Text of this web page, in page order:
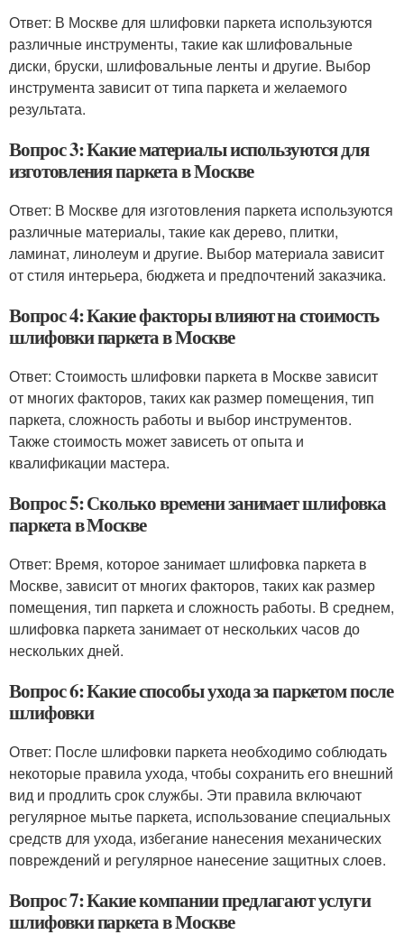
Ответ: В Москве для шлифовки паркета используются
различные инструменты, такие как шлифовальные
диски, бруски, шлифовальные ленты и другие. Выбор
инструмента зависит от типа паркета и желаемого
результата.
Вопрос 3: Какие материалы используются для
изготовления паркета в Москве
Ответ: В Москве для изготовления паркета используются
различные материалы, такие как дерево, плитки,
ламинат, линолеум и другие. Выбор материала зависит
от стиля интерьера, бюджета и предпочтений заказчика.
Вопрос 4: Какие факторы влияют на стоимость
шлифовки паркета в Москве
Ответ: Стоимость шлифовки паркета в Москве зависит
от многих факторов, таких как размер помещения, тип
паркета, сложность работы и выбор инструментов.
Также стоимость может зависеть от опыта и
квалификации мастера.
Вопрос 5: Сколько времени занимает шлифовка
паркета в Москве
Ответ: Время, которое занимает шлифовка паркета в
Москве, зависит от многих факторов, таких как размер
помещения, тип паркета и сложность работы. В среднем,
шлифовка паркета занимает от нескольких часов до
нескольких дней.
Вопрос 6: Какие способы ухода за паркетом после
шлифовки
Ответ: После шлифовки паркета необходимо соблюдать
некоторые правила ухода, чтобы сохранить его внешний
вид и продлить срок службы. Эти правила включают
регулярное мытье паркета, использование специальных
средств для ухода, избегание нанесения механических
повреждений и регулярное нанесение защитных слоев.
Вопрос 7: Какие компании предлагают услуги
шлифовки паркета в Москве